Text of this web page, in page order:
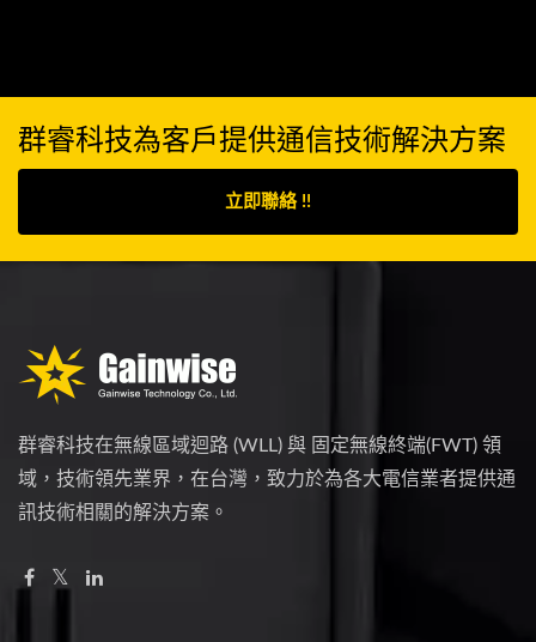
群睿科技為客戶提供通信技術解決方案
立即聯絡 !!
群睿科技在無線區域迴路 (WLL) 與 固定無線終端(FWT) 領
域，技術領先業界，在台灣，致力於為各大電信業者提供通
訊技術相關的解決方案。